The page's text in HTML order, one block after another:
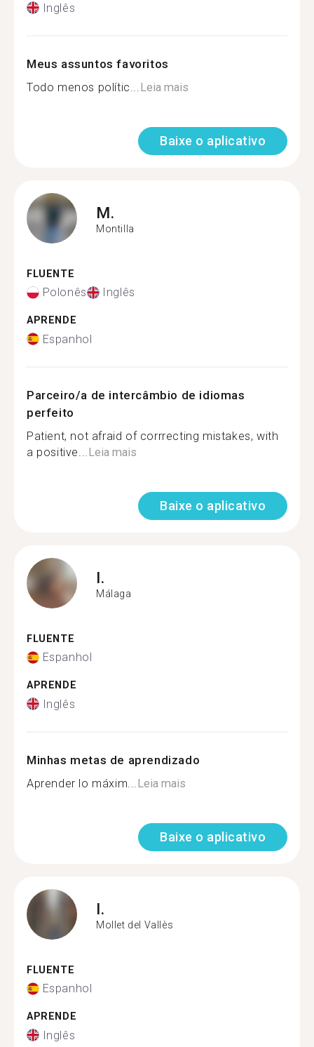
Inglês
Meus assuntos favoritos
Todo menos polític... Leia mais
Baixe o aplicativo
M.
Montilla
FLUENTE
Polonês Inglês
APRENDE
Espanhol
Parceiro/a de intercâmbio de idiomas
perfeito
Patient, not afraid of corrrecting mistakes, with
a positive... Leia mais
Baixe o aplicativo
I.
Málaga
FLUENTE
Espanhol
APRENDE
Inglês
Minhas metas de aprendizado
Aprender lo máxim... Leia mais
Baixe o aplicativo
I.
Mollet del Vallès
FLUENTE
Espanhol
APRENDE
Inglês